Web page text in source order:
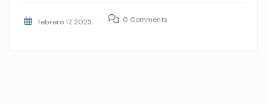
febrero 17, 2023 0 Comments